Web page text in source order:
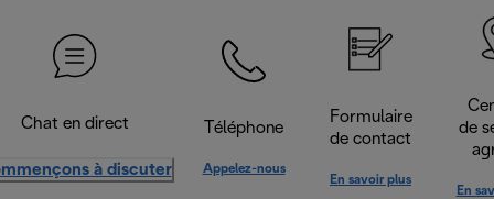
Chat en direct
à discuter
Téléphone
Appelez-nous
Formulaire
de contact
En savoir plus
de
En